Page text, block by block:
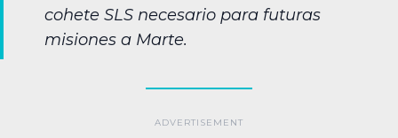
cohete SLS necesario para futuras
misiones a Marte.